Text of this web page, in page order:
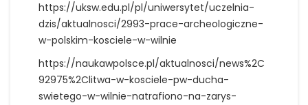
https://uksw.edu.pl/pl/uniwersytet/uczelnia-
dzis/aktualnosci/2993-prace-archeologiczne-
w-polskim-kosciele-w-wilnie
https://naukawpolsce.pl/aktualnosci/news%2C
92975%2Clitwa-w-kosciele-pw-ducha-
swietego-w-wilnie-natrafiono-na-zarys-